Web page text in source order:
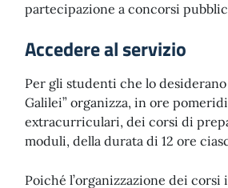
partecipazione a concorsi
Accedere al servizio
Per gli studenti che lo desiderano
Galilei” organizza, in ore
extracurriculari, dei corsi di
moduli, della durata di 12 ore
Poiché l’organizzazione dei corsi